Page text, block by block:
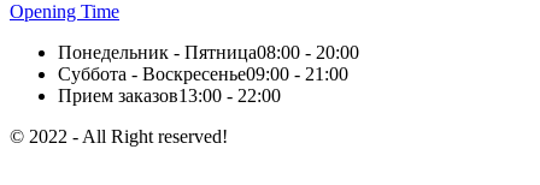
Opening Time
Понедельник - Пятница08:00 - 20:00
Суббота - Воскресенье09:00 - 21:00
Прием заказов13:00 - 22:00
© 2022 - All Right reserved!